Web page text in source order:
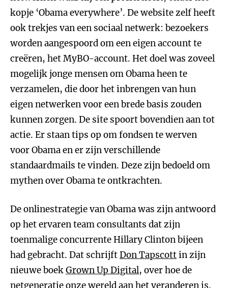
kopje ‘Obama everywhere’. De website zelf heeft
ook trekjes van een sociaal netwerk: bezoekers
worden aangespoord om een eigen account te
creëren, het MyBO-account. Het doel was zoveel
mogelijk jonge mensen om Obama heen te
verzamelen, die door het inbrengen van hun
eigen netwerken voor een brede basis zouden
kunnen zorgen. De site spoort bovendien aan tot
actie. Er staan tips op om fondsen te werven
voor Obama en er zijn verschillende
standaardmails te vinden. Deze zijn bedoeld om
mythen over Obama te ontkrachten.
De onlinestrategie van Obama was zijn antwoord
op het ervaren team consultants dat zijn
toenmalige concurrente Hillary Clinton bijeen
had gebracht. Dat schrijftDon Tapscottin zijn
nieuwe boekGrown Up Digital, over hoe de
netgeneratie onze wereld aan het veranderen is.